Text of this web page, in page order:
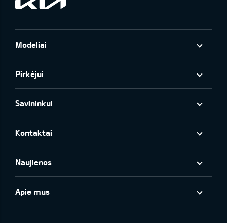
Modeliai
Pirkėjui
Savininkui
Kontaktai
Naujienos
Apie mus